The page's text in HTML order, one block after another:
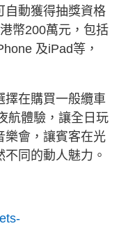
自動獲得抽獎資格
幣200萬元，包括
及iPad等，
擇在購買一般纜車
航體驗，讓全日玩
樂會，讓賓客在光
同的動人魅力。